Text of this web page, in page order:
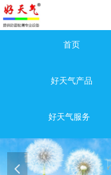
首页
好天气产品
好天气服务
넳